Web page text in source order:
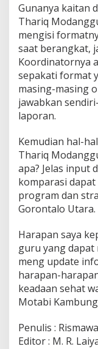
Gunanya kaitan
Thariq
mengisi
saat berangkat,
Koordinatornya
sepakati format
masing-masing
jawabkan
laporan.
Kemudian hal-
Thariq
apa? Jelas input
komparasi
program dan
Gorontalo Utara.
Harapan saya
guru yang dapat
meng update
harapan-
keadaan sehat
Motabi
Penulis :
Editor : M. R.